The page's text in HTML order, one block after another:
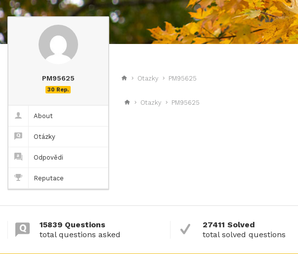
Otazky PM95625
PM95625
30 Rep.
About
Otázky
Odpovědi
Reputace
Otazky PM95625
15839 Questions
total questions asked
27411 Solved
total solved questions